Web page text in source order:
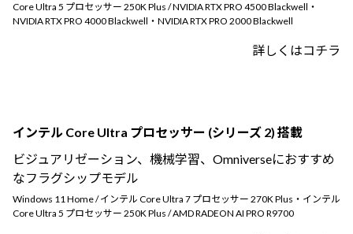
Core Ultra 5 プロセッサー 250K Plus / NVIDIA RTX PRO 4500 Blackwell・
NVIDIA RTX PRO 4000 Blackwell・NVIDIA RTX PRO 2000 Blackwell
詳しくはコチラ
インテル Core Ultra プロセッサー (シリーズ 2) 搭載
ビジュアリゼーション、機械学習、Omniverseにおすすめ
なフラグシップモデル
Windows 11 Home / インテル Core Ultra 7 プロセッサー 270K Plus・インテル
Core Ultra 5 プロセッサー 250K Plus / AMD RADEON AI PRO R9700